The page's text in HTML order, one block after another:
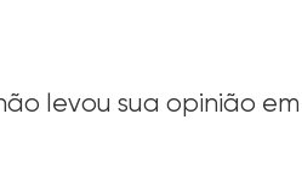
levou sua opinião